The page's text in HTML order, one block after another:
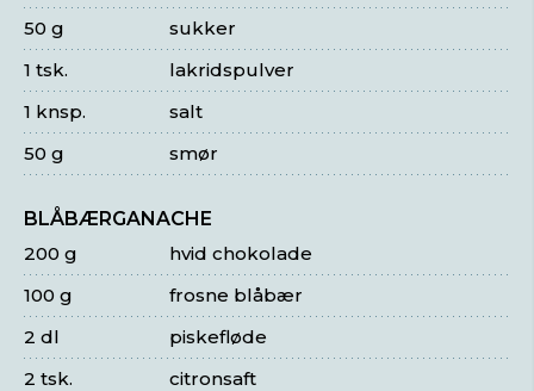
sukker
50 g
lakridspulver
1 tsk.
salt
1 knsp.
smør
50 g
BLÅBÆRGANACHE
hvid chokolade
200 g
frosne blåbær
100 g
piskefløde
2 dl
citronsaft
2 tsk.